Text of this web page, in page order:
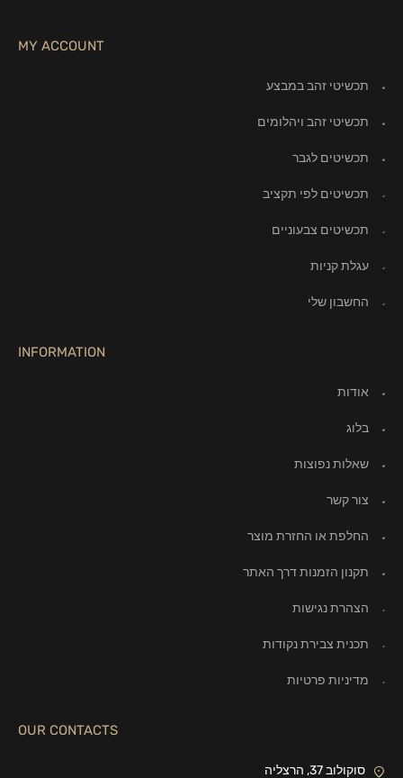
MY ACCOUNT
תכשיטי זהב במבצע
תכשיטי זהב ויהלומים
תכשיטים לגבר
תכשיטים לפי תקציב
תכשיטים צבעוניים
עגלת קניות
החשבון שלי
INFORMATION
אודות
בלוג
שאלות נפוצות
צור קשר
החלפת או החזרת מוצר
תקנון הזמנות דרך האתר
הצהרת נגישות
תכנית צבירת נקודות
מדיניות פרטיות
OUR CONTACTS
סוקולוב 37, הרצליה